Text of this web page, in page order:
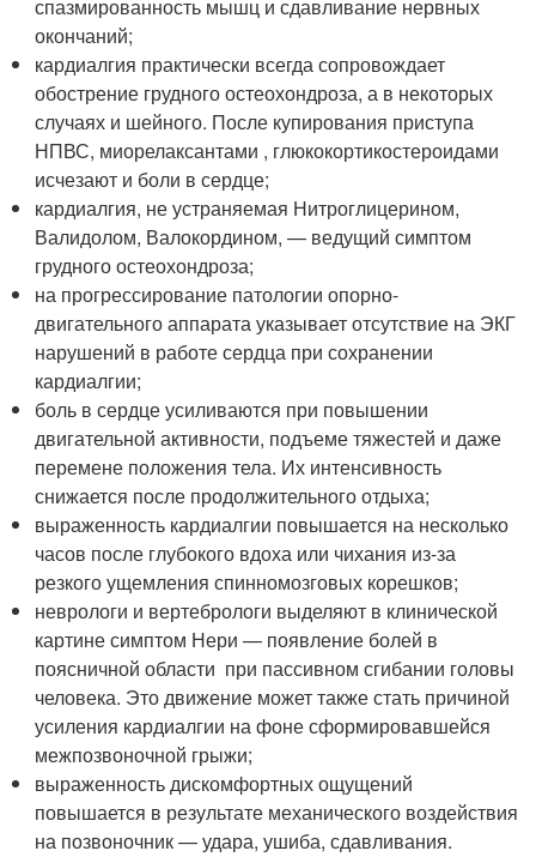
спазмированность мышц и сдавливание нервных
окончаний;
кардиалгия практически всегда сопровождает
обострение грудного остеохондроза, а в некоторых
случаях и шейного. После купирования приступа
НПВС, миорелаксантами , глюкокортикостероидами
исчезают и боли в сердце;
кардиалгия, не устраняемая Нитроглицерином,
Валидолом, Валокордином, — ведущий симптом
грудного остеохондроза;
на прогрессирование патологии опорно-
двигательного аппарата указывает отсутствие на ЭКГ
нарушений в работе сердца при сохранении
кардиалгии;
боль в сердце усиливаются при повышении
двигательной активности, подъеме тяжестей и даже
перемене положения тела. Их интенсивность
снижается после продолжительного отдыха;
выраженность кардиалгии повышается на несколько
часов после глубокого вдоха или чихания из-за
резкого ущемления спинномозговых корешков;
неврологи и вертебрологи выделяют в клинической
картине симптом Нери — появление болей в
поясничной области при пассивном сгибании головы
человека. Это движение может также стать причиной
усиления кардиалгии на фоне сформировавшейся
межпозвоночной грыжи;
выраженность дискомфортных ощущений
повышается в результате механического воздействия
на позвоночник — удара, ушиба, сдавливания.